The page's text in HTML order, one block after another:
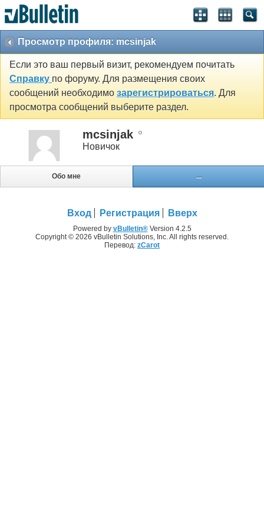
Просмотр профиля: mcsinjak
Если это ваш первый визит, рекомендуем почитать
Справку по форуму. Для размещения своих
сообщений необходимо зарегистрироваться. Для
просмотра сообщений выберите раздел.
mcsinjak
Новичок
Обо мне ...
Вход Регистрация Вверх
Powered by vBulletin®Version 4.2.5
Copyright © 2026 vBulletin Solutions, Inc. All rights reserved.
Перевод: zCarot